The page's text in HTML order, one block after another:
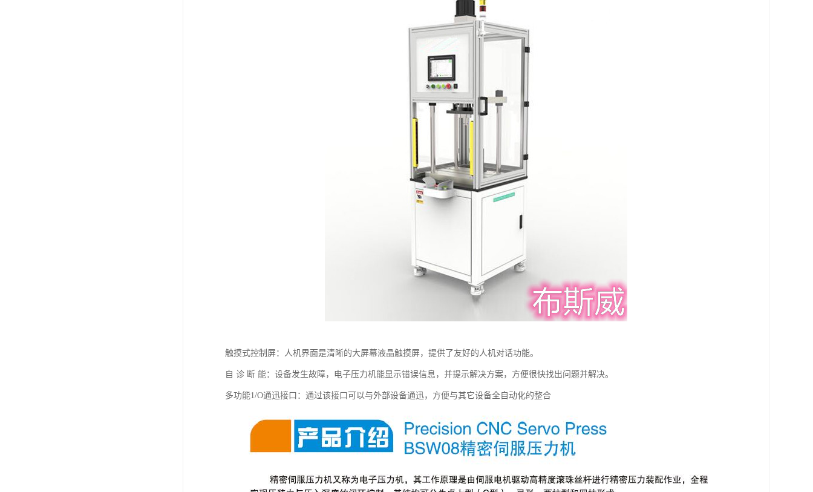
触摸式控制屏：人机界面是清晰的大屏幕液晶触摸屏，提供了友好的人机对话功能。
自 诊 断 能：设备发生故障，电子压力机能显示错误信息，并提示解决方案，方便很快找出问题并解决。
多功能1/O通迅接口：通过该接口可以与外部设备通迅，方便与其它设备全自动化的整合